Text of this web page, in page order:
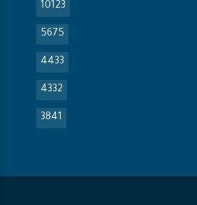
10123
5675
4433
4332
3841